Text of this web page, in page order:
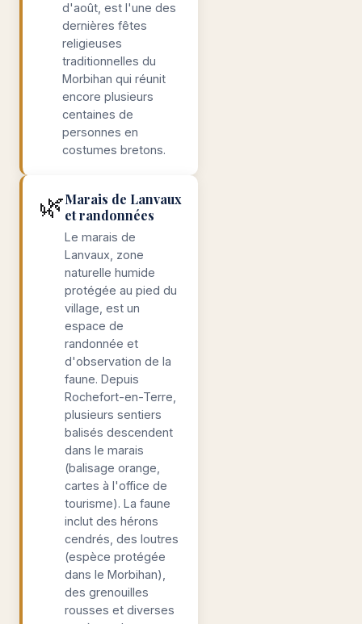
d'août, est l'une des
dernières fêtes
religieuses
traditionnelles du
Morbihan qui réunit
encore plusieurs
centaines de
personnes en
costumes bretons.
🌿Marais de Lanvaux
et randonnées
Le marais de
Lanvaux, zone
naturelle humide
protégée au pied du
village, est un
espace de
randonnée et
d'observation de la
faune. Depuis
Rochefort-en-Terre,
plusieurs sentiers
balisés descendent
dans le marais
(balisage orange,
cartes à l'office de
tourisme). La faune
inclut des hérons
cendrés, des loutres
(espèce protégée
dans le Morbihan),
des grenouilles
rousses et diverses